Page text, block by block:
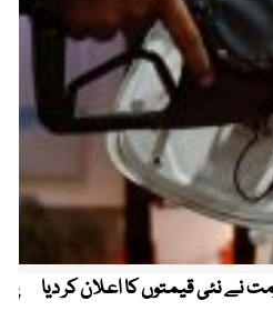
نے نئی قیمتوں کا اعلان کر دیا